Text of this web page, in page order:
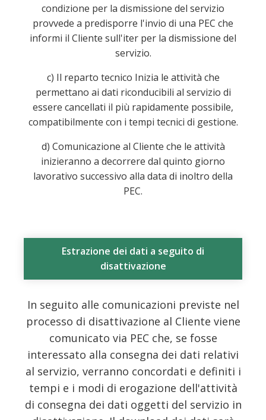
condizione per la dismissione del servizio
provvede a predisporre l'invio di una PEC che
informi il Cliente sull'iter per la dismissione del
servizio.
c) Il reparto tecnico Inizia le attività che
permettano ai dati riconducibili al servizio di
essere cancellati il più rapidamente possibile,
compatibilmente con i tempi tecnici di gestione.
d) Comunicazione al Cliente che le attività
inizieranno a decorrere dal quinto giorno
lavorativo successivo alla data di inoltro della
PEC.
Estrazione dei dati a seguito di
disattivazione
In seguito alle comunicazioni previste nel
processo di disattivazione al Cliente viene
comunicato via PEC che, se fosse
interessato alla consegna dei dati relativi
al servizio, verranno concordati e definiti i
tempi e i modi di erogazione dell'attività
di consegna dei dati oggetti del servizio in